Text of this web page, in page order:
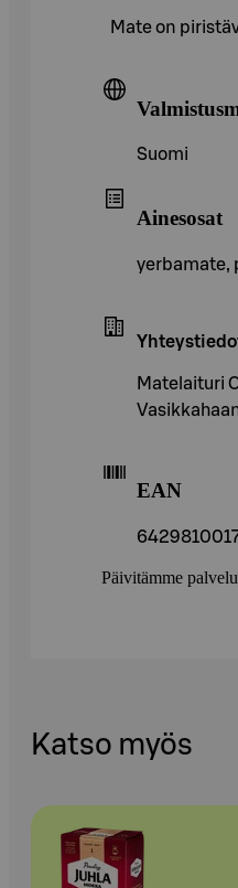
Mate on
Suomi
Ainesosat
yerbamate,
Matelaituri
EAN
Päivitämme
Katso myös